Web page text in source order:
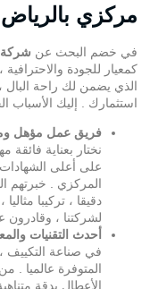
مركزي
في خضم البحث عن شركة
كمعيار للجودة
الذي يضمن لك راحة البال ،
استثمارك . إليك الأسباب
فريق عمل مؤهل
نختار بعناية
على أعلى الشهادات
المركزي . خبرتهم
دقيقا ، تركيبا
لشركتنا ، وقادرون
أحدث التقنيات
في صناعة التكييف
المتوفرة عالميا .
الأعطال بدقة